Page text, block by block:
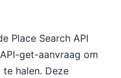
Place Search API
get-aanvraag om
halen. Deze